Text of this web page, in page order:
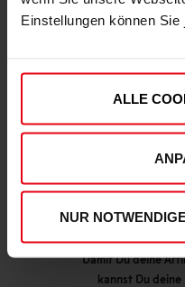
Einstellungen können Sie
ALLE
NUR
Damit Du deine
kannst Du